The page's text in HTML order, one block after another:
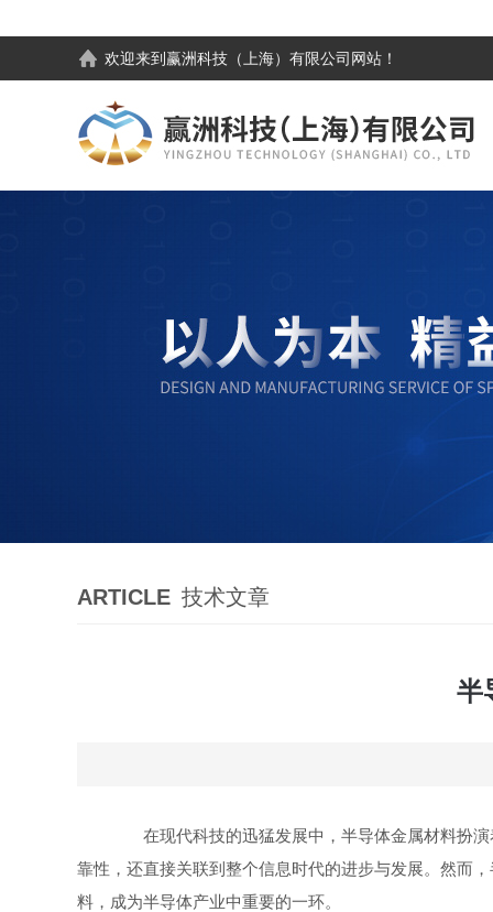
欢迎来到 赢洲科技（上海）有限公司 网站！
ARTICLE 技术文章
半
在现代科技的迅猛发展中，半导体金属材料扮演
靠性，还直接关联到整个信息时代的进步与发展。然而
料，成为半导体产业中重要的一环。